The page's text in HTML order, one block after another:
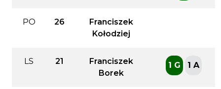
PO 26
Franciszek
Kołodziej
LS 21
Franciszek
Borek
1 G 1 A